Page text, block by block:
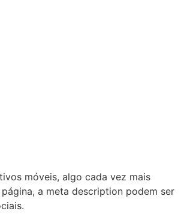
móveis, algo cada vez mais
a meta description podem ser